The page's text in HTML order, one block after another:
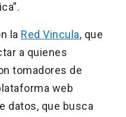
la Red Vincula, que
a quienes
tomadores de
web
datos, que busca